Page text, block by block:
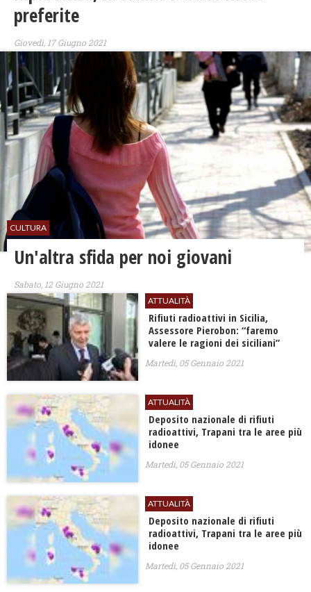
preferite
Giovedì, 17 Giugno 2021
CULTURA
Un'altra sfida per noi giovani
Sabato, 12 Giugno 2021
ATTUALITÀ
Rifiuti radioattivi in Sicilia,
Assessore Pierobon: “faremo
valere le ragioni dei siciliani”
Martedì, 05 Gennaio 2021
ATTUALITÀ
Deposito nazionale di rifiuti
radioattivi, Trapani tra le aree più
idonee
Martedì, 05 Gennaio 2021
ATTUALITÀ
Deposito nazionale di rifiuti
radioattivi, Trapani tra le aree più
idonee
Martedì, 05 Gennaio 2021